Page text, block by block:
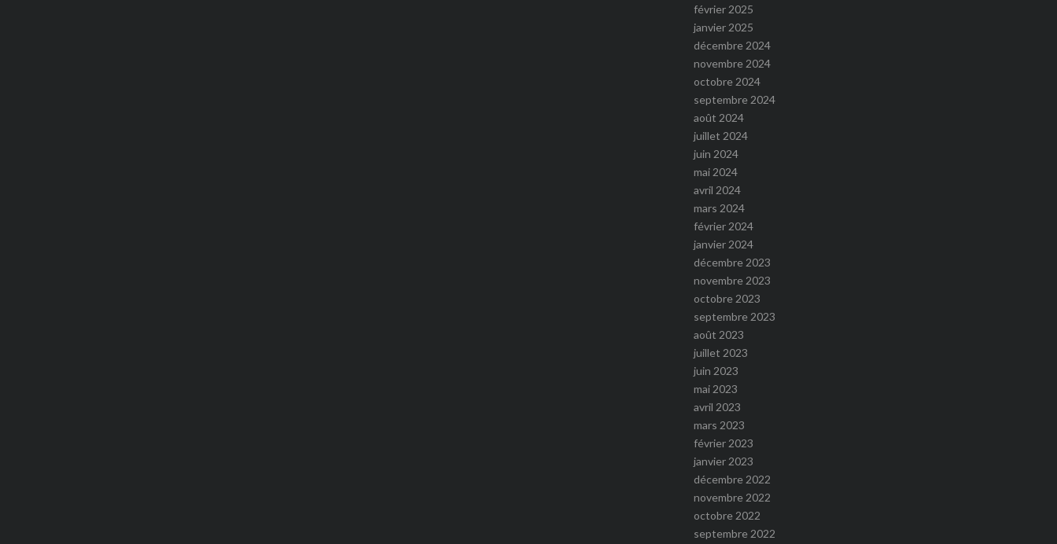
février 2025
janvier 2025
décembre 2024
novembre 2024
octobre 2024
septembre 2024
août 2024
juillet 2024
juin 2024
mai 2024
avril 2024
mars 2024
février 2024
janvier 2024
décembre 2023
novembre 2023
octobre 2023
septembre 2023
août 2023
juillet 2023
juin 2023
mai 2023
avril 2023
mars 2023
février 2023
janvier 2023
décembre 2022
novembre 2022
octobre 2022
septembre 2022